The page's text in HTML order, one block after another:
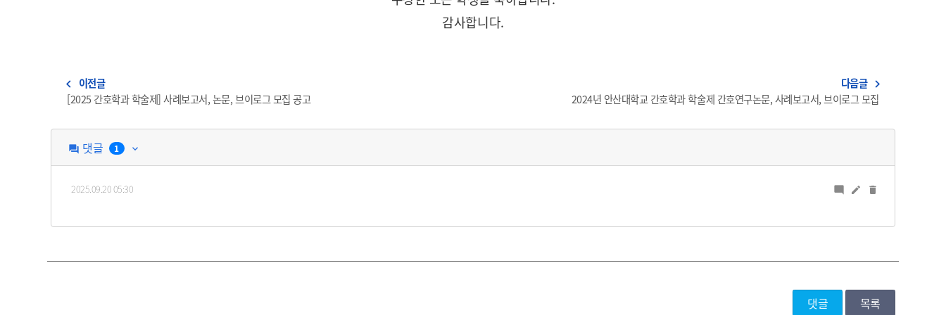
감사합니다.
navigate_before 이전글
[2025 간호학과 학술제] 사례보고서, 논문, 브이로그 모집 공고
다음글 navigate_next
2024년 안산대학교 간호학과 학술제 간호연구논문, 사례보고서, 브이로그 모집
question_answer 댓글 1 keyboard_arrow_down
2025.09.20 05:30 mode_comment edit delete
댓글 목록